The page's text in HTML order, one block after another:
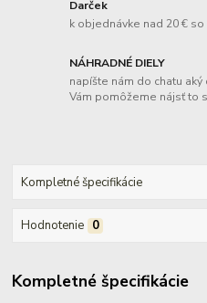
Darček
k objednávke nad 20 €
NÁHRADNÉ DIELY
napíšte nám do chatu
Vám pomôžeme nájsť to
Kompletné špecifikácie
Hodnotenie 0
Kompletné špecifikácie